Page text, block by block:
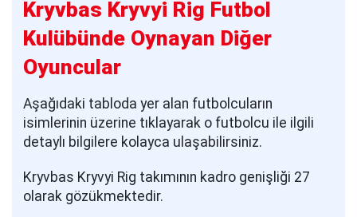
Kryvbas Kryvyi Rig Futbol
Kulübünde Oynayan Diğer
Oyuncular
Aşağıdaki tabloda yer alan futbolcuların
isimlerinin üzerine tıklayarak o futbolcu ile ilgili
detaylı bilgilere kolayca ulaşabilirsiniz.
Kryvbas Kryvyi Rig takımının kadro genişliği 27
olarak gözükmektedir.